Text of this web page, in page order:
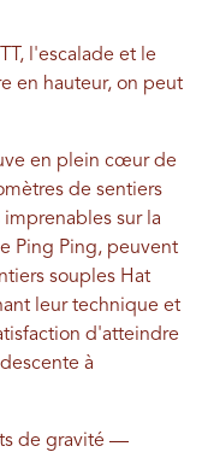
l'escalade et le
en hauteur, on peut
en plein cœur de
de sentiers
sur la
Ping Ping, peuvent
souples Hat
leur technique et
d'atteindre
à
de gravité —